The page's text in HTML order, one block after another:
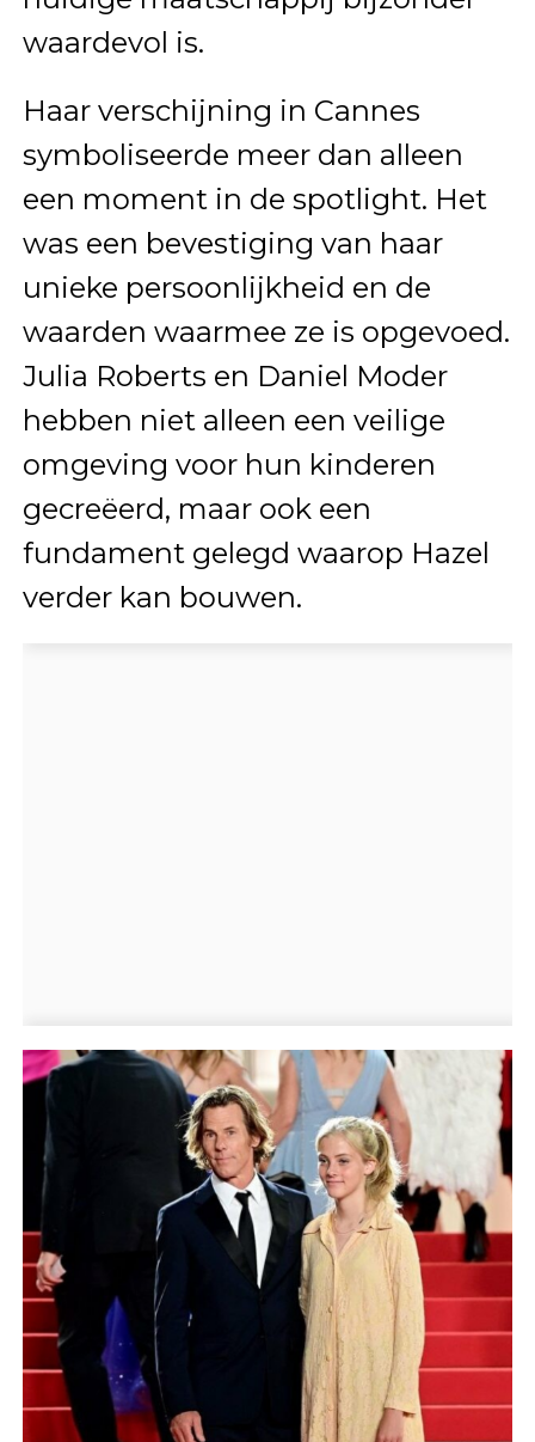
waardevol is.
Haar verschijning in Cannes
symboliseerde meer dan alleen
een moment in de spotlight. Het
was een bevestiging van haar
unieke persoonlijkheid en de
waarden waarmee ze is opgevoed.
Julia Roberts en Daniel Moder
hebben niet alleen een veilige
omgeving voor hun kinderen
gecreëerd, maar ook een
fundament gelegd waarop Hazel
verder kan bouwen.